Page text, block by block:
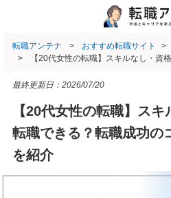
転職アンテナ おすすめ転職サイト
【20代女性の転職】スキルなし・資
最終更新日： 2026/07/20
【20代女性の転職】ス
転職できる？転職成功の
を紹介